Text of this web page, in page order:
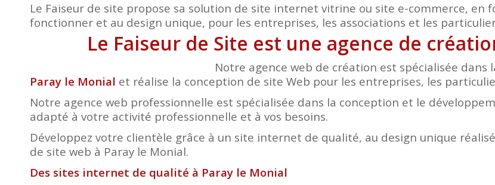
Le Faiseur de site propose sa solution de site internet vitrine ou site e-commerce,
fonctionner et au design unique, pour les entreprises, les associations et les
Le Faiseur de Site est une agence de
Notre agence web de création est spécialisée dans
Paray le Monial et réalise la conception de site Web pour les entreprises, les
Notre agence web professionnelle est spécialisée dans la conception et le
adapté à votre activité professionnelle et à vos besoins.
Développez votre clientèle grâce à un site internet de qualité, au design unique
de site web à Paray le Monial.
Des sites internet de qualité à Paray le Monial